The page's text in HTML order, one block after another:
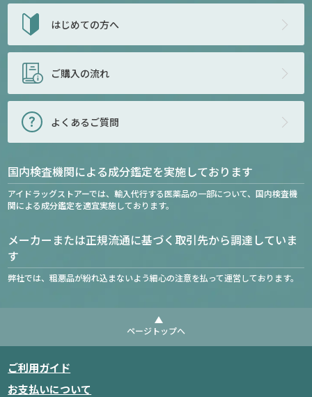
はじめての方へ
ご購入の流れ
よくあるご質問
国内検査機関による成分鑑定を実施しております
アイドラッグストアーでは、輸入代行する医薬品の一部について、国内検査機
関による成分鑑定を適宜実施しております。
メーカーまたは正規流通に基づく取引先から調達していま
す
弊社では、粗悪品が紛れ込まないよう細心の注意を払って運営しております。
ページトップへ
ご利用ガイド
お支払いについて